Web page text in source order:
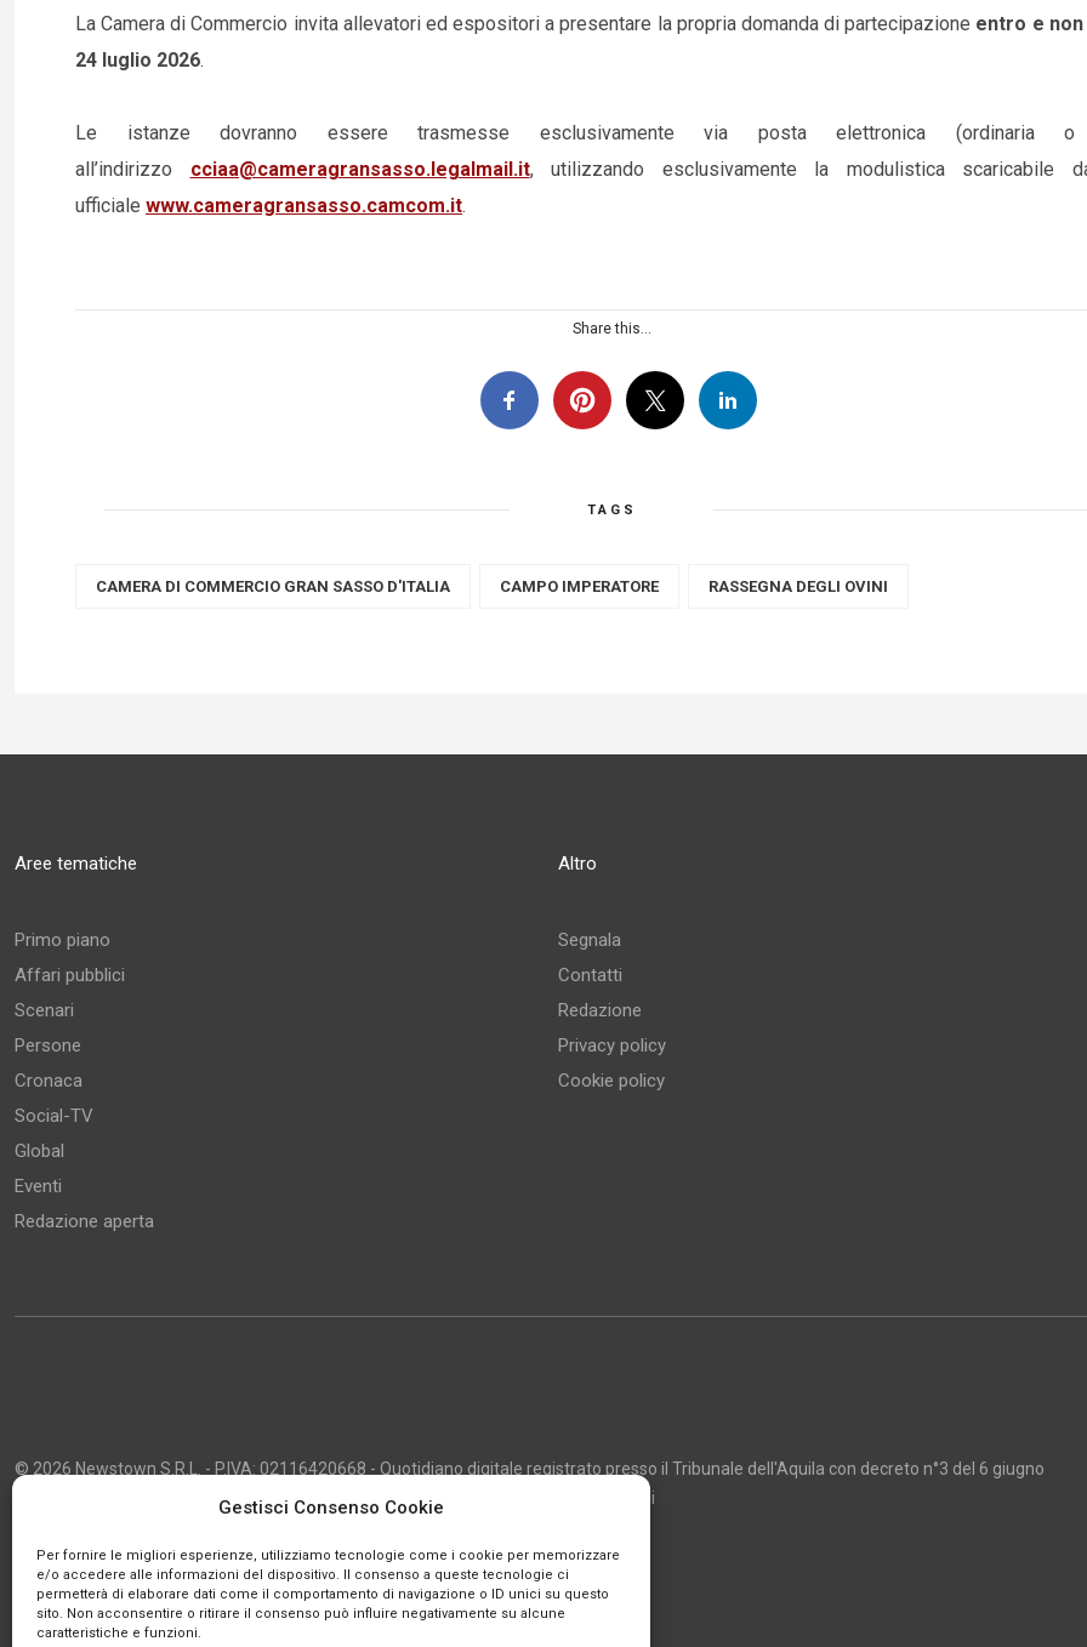
Gestisci Consenso Cookie
Per fornire le migliori esperienze, utilizziamo tecnologie come i cookie per memorizzare
e/o accedere alle informazioni del dispositivo. Il consenso a queste tecnologie ci
permetterà di elaborare dati come il comportamento di navigazione o ID unici su questo
sito. Non acconsentire o ritirare il consenso può influire negativamente su alcune
caratteristiche e funzioni.
La Camera di Commercio invita allevatori ed espositori a presentare la propria domanda di partecipazione entro e
24 luglio 2026.
Le istanze dovranno essere trasmesse esclusivamente via posta elettronica (ordinaria o
all’indirizzo cciaa@cameragransasso.legalmail.it, utilizzando esclusivamente la modulistica scaricabile
ufficiale www.cameragransasso.camcom.it.
Share this...
TAGS
CAMERA DI COMMERCIO GRAN SASSO D'ITALIA CAMPO IMPERATORE RASSEGNA DEGLI OVINI
Aree tematiche
Primo piano
Affari pubblici
Scenari
Persone
Cronaca
Social-TV
Global
Eventi
Redazione aperta
Altro
Segnala
Contatti
Redazione
Privacy policy
Cookie policy
© 2026 Newstown S.R.L. - P.IVA: 02116420668 - Quotidiano digitale registrato presso il Tribunale dell'Aquila con decreto n°3 del 6 giugno
2013 - Direttore Responsabile: Giustino Masciocco - Capo Redattore: Marco Giancarli